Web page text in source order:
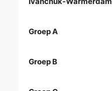
Groep A
Groep B